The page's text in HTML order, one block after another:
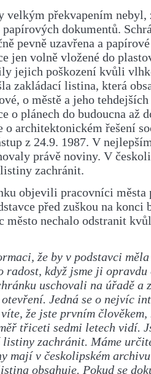
velkým překvapením
dokumentů.
pevně uzavřena a
jen volně vložené do
jejich poškození kvůli
zakládací listina, která
o městě a jeho
o plánech do budoucna až
o architektonickém řešení
z 24.9. 1987. V
právě noviny. V
zachránit.
objevili pracovníci města
před zuškou na konci
město nechalo odstranit
že by v podstavci
radost, když jsme ji
uschovali na úřadě a
Jedná se o nejvíc
že jste prvním člověkem,
třiceti sedmi letech vidí.
zachránit. Máme
mají v českolipském
obsahuje. Pokud se